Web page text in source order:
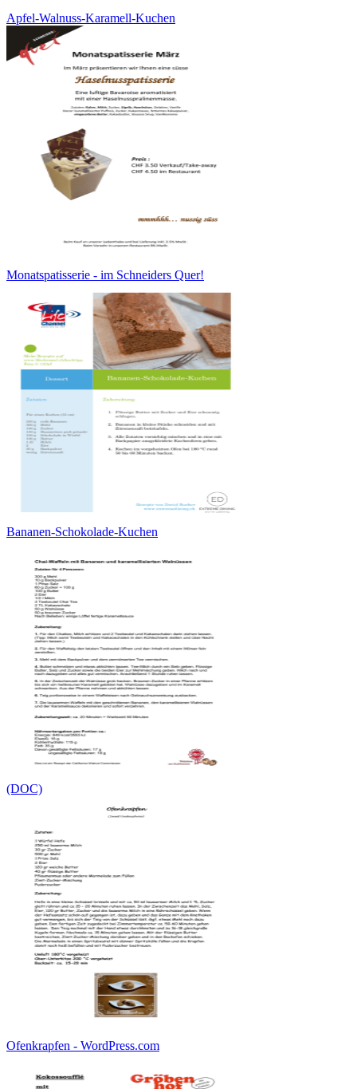
Apfel-Walnuss-Karamell-Kuchen
Monatspatisserie - im Schneiders Quer!
Bananen-Schokolade-Kuchen
(DOC)
Ofenkrapfen - WordPress.com